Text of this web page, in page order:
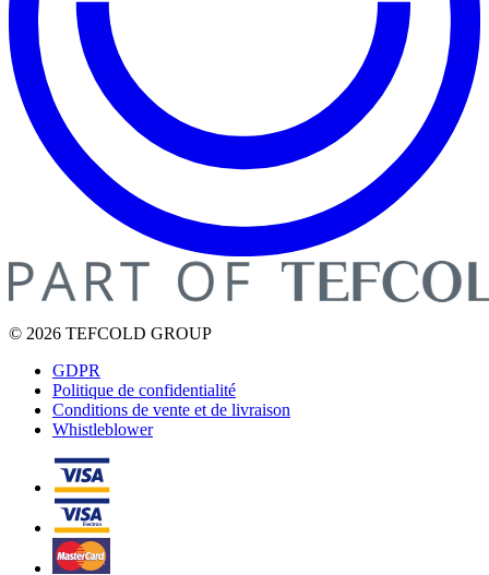
© 2026 TEFCOLD GROUP
GDPR
Politique de confidentialité
Conditions de vente et de livraison
Whistleblower